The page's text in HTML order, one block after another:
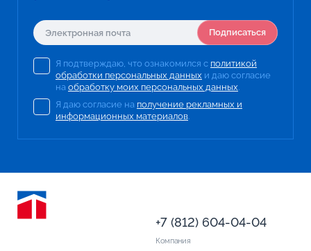
Подписаться
Я подтверждаю, что ознакомился с политикой
обработки персональных данных и даю согласие
на обработку моих персональных данных.
Я даю согласие на получение рекламных и
информационных материалов.
Компания
+7 (812) 604-04-04